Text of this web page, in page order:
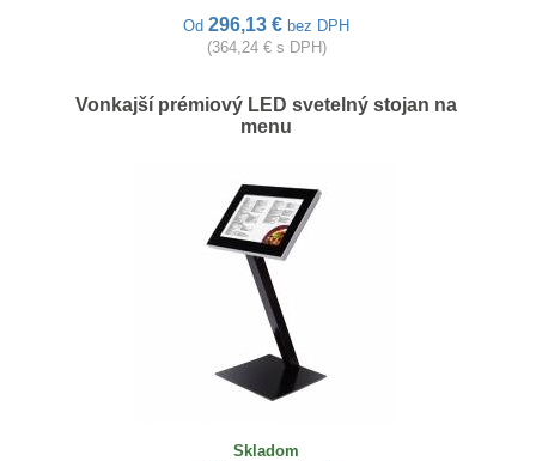
Od 296,13 € bez DPH
(364,24 € s DPH)
Vonkajší prémiový LED svetelný stojan na
menu
Skladom